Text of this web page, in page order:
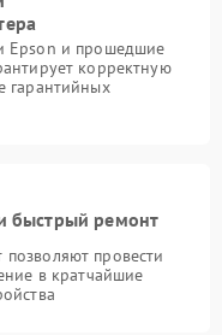
Epson и прошедшие
корректную
гарантийных
быстрый ремонт
провести
в кратчайшие